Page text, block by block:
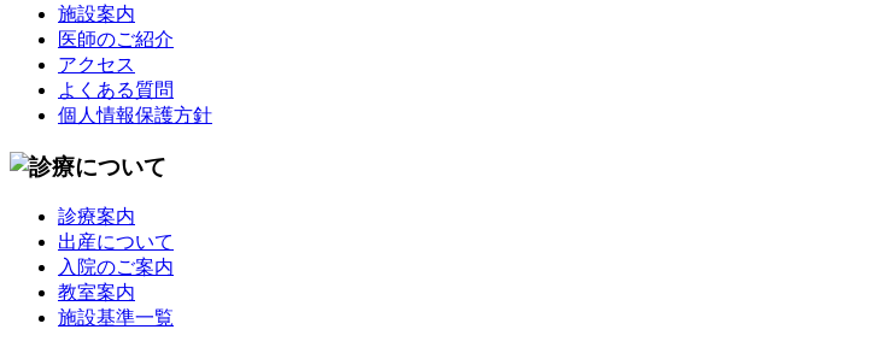
施設案内
医師のご紹介
アクセス
よくある質問
個人情報保護方針
診療案内
出産について
入院のご案内
教室案内
施設基準一覧